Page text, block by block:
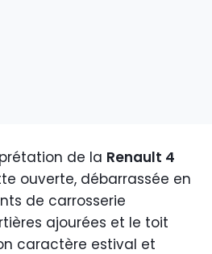
de la Renault 4
ouverte, débarrassée en
de carrosserie
ajourées et le toit
caractère estival et